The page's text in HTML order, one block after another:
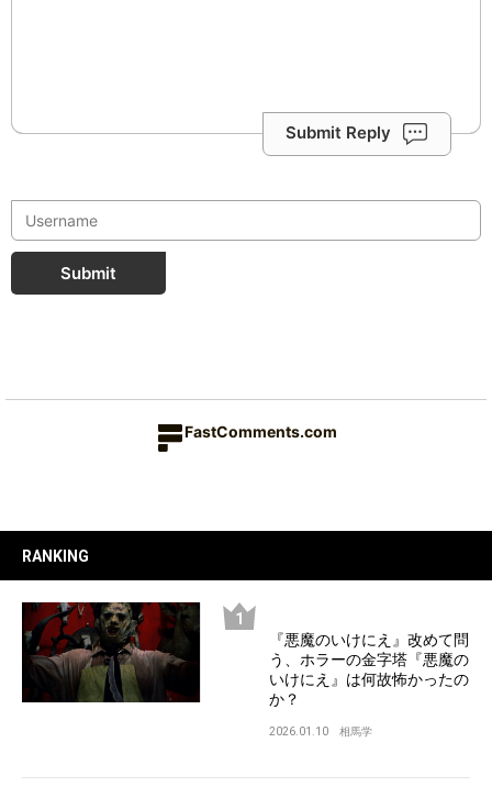
Submit Reply
Submit
FastComments.com
RANKING
『悪魔のいけにえ』改めて問
う、ホラーの金字塔『悪魔の
いけにえ』は何故怖かったの
か？
2026.01.10 相馬学